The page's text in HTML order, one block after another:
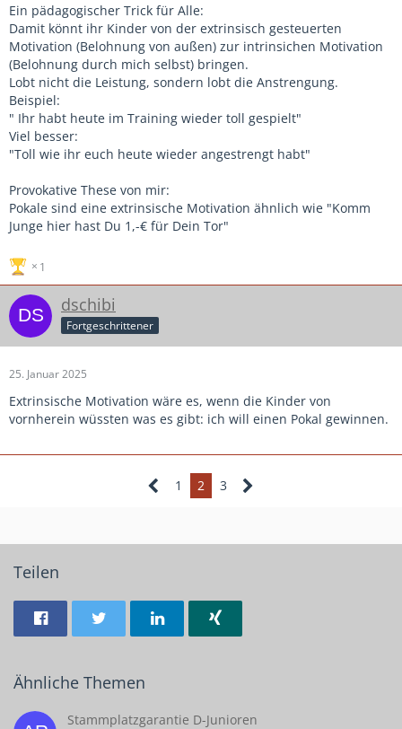
Ein pädagogischer Trick für Alle:
Damit könnt ihr Kinder von der extrinsisch gesteuerten
Motivation (Belohnung von außen) zur intrinsichen Motivation
(Belohnung durch mich selbst) bringen.
Lobt nicht die Leistung, sondern lobt die Anstrengung.
Beispiel:
" Ihr habt heute im Training wieder toll gespielt"
Viel besser:
"Toll wie ihr euch heute wieder angestrengt habt"
Provokative These von mir:
Pokale sind eine extrinsische Motivation ähnlich wie "Komm
Junge hier hast Du 1,-€ für Dein Tor"
1
dschibi
Fortgeschrittener
25. Januar 2025
Extrinsische Motivation wäre es, wenn die Kinder von
vornherein wüssten was es gibt: ich will einen Pokal gewinnen.
1 2 3
Teilen
Ähnliche Themen
Stammplatzgarantie D-Junioren